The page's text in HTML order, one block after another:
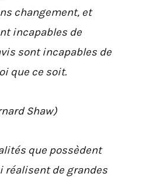
changement, et
incapables de
sont incapables de
que ce soit.
Shaw)
que possèdent
réalisent de grandes